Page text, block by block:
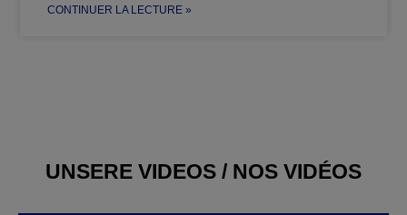
CONTINUER LA LECTURE »
UNSERE VIDEOS / NOS VIDÉOS